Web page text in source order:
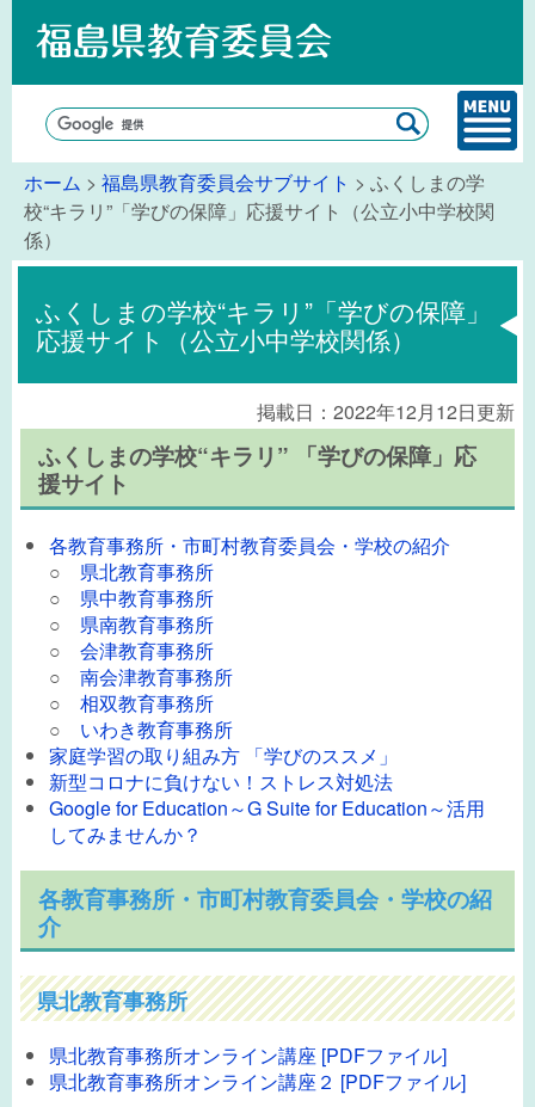
ホーム > 福島県教育委員会サブサイト > ふくしまの学
校“キラリ”「学びの保障」応援サイト（公立小中学校関
係）
ふくしまの学校“キラリ”「学びの保障」
応援サイト（公立小中学校関係）
掲載日：2022年12月12日更新
ふくしまの学校“キラリ” 「学びの保障」応
援サイト
各教育事務所・市町村教育委員会・学校の紹介
○ 県北教育事務所
○ 県中教育事務所
○ 県南教育事務所
○ 会津教育事務所
○ 南会津教育事務所
○ 相双教育事務所
○ いわき教育事務所
家庭学習の取り組み方 「学びのススメ」
新型コロナに負けない！ストレス対処法
Google for Education～G Suite for Education～活用
してみませんか？
各教育事務所・市町村教育委員会・学校の紹
介
県北教育事務所
県北教育事務所オンライン講座 [PDFファイル]
県北教育事務所オンライン講座２ [PDFファイル]